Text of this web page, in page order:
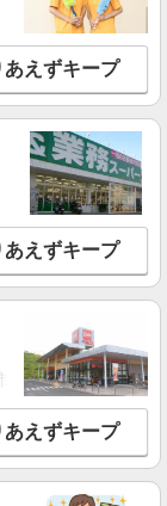
費全支給(ガソリ
を見る
いいとこ取り♪サ
い有/週払い有/交
を見る
り/生活サポート
あえずキープ
あえずキープ
太田市・館林市
あえずキープ